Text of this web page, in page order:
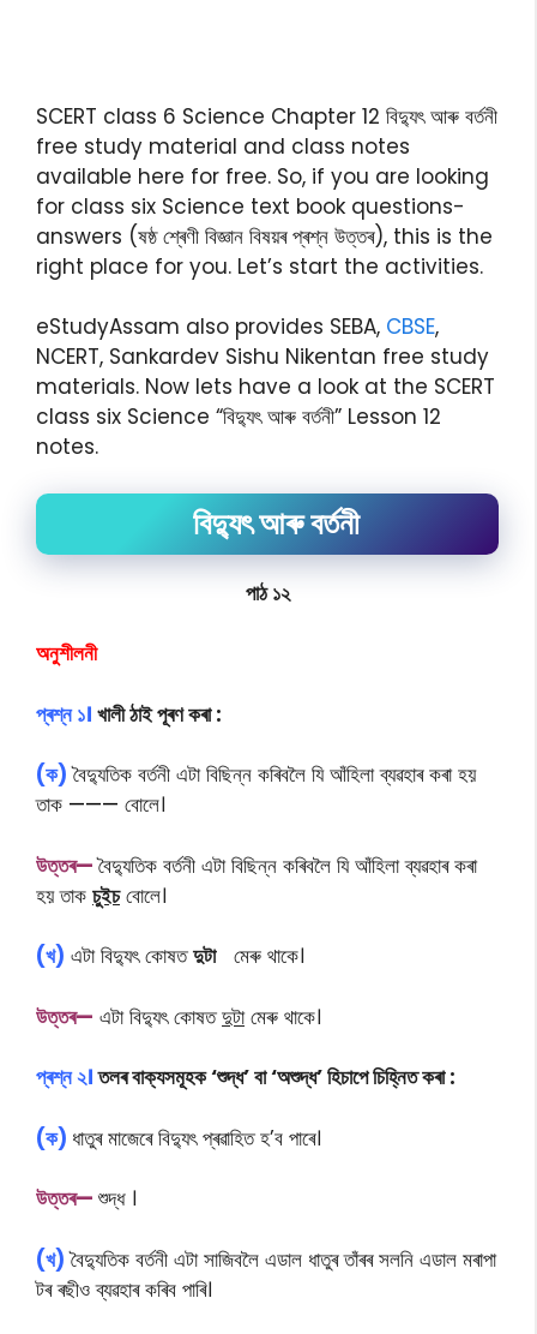
SCERT class 6 Science Chapter 12 বিদ্যুৎ আৰু বৰ্তনী
free study material and class notes
available here for free. So, if you are looking
for class six Science text book questions-
answers (ষষ্ঠ শ্ৰেণী বিজ্ঞান বিষয়ৰ প্ৰশ্ন উত্তৰ), this is the
right place for you. Let’s start the activities.
eStudyAssam also provides SEBA, CBSE,
NCERT, Sankardev Sishu Nikentan free study
materials. Now lets have a look at the SCERT
class six Science “বিদ্যুৎ আৰু বৰ্তনী” Lesson 12
notes.
বিদ্যুৎ আৰু বৰ্তনী
পাঠ ১২
অনুশীলনী
প্ৰশ্ন ১। খালী ঠাই পূৰণ কৰা :
(ক)বৈদ্যুতিক বৰ্তনী এটা বিছিন্ন কৰিবলৈ যি আঁহিলা ব্যৱহাৰ কৰা হয়
তাক ——— বোলে।
উত্তৰ—বৈদ্যুতিক বৰ্তনী এটা বিছিন্ন কৰিবলৈ যি আঁহিলা ব্যৱহাৰ কৰা
হয় তাক চুইচবোলে।
(খ) এটা বিদ্যুৎ কোষতদুটামেৰু থাকে।
উত্তৰ— এটা বিদ্যুৎ কোষতদুটামেৰু থাকে।
প্ৰশ্ন ২।তলৰ বাক্যসমূহক ‘শুদ্ধ’ বা ‘অশুদ্ধ’ হিচাপে চিহ্নিত কৰা :
(ক) ধাতুৰ মাজেৰে বিদ্যুৎ প্ৰৱাহিত হ’ব পাৰে।
উত্তৰ— শুদ্ধ ।
(খ)বৈদ্যুতিক বৰ্তনী এটা সাজিবলৈ এডাল ধাতুৰ তাঁৰৰ সলনি এডাল মৰাপা
টৰ ৰছীও ব্যৱহাৰ কৰিব পাৰি।